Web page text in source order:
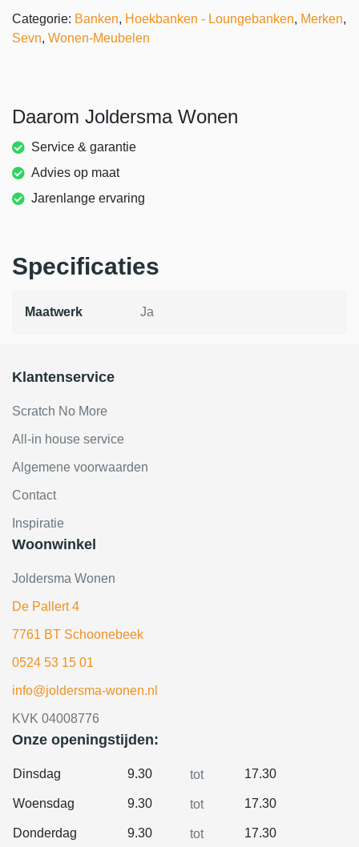
Categorie: Banken, Hoekbanken - Loungebanken, Merken,
Sevn, Wonen-Meubelen
Daarom Joldersma Wonen
Service & garantie
Advies op maat
Jarenlange ervaring
Specificaties
Maatwerk Ja
Klantenservice
Scratch No More
All-in house service
Algemene voorwaarden
Contact
Inspiratie
Woonwinkel
Joldersma Wonen
De Pallert 4
7761 BT Schoonebeek
0524 53 15 01
info@joldersma-wonen.nl
KVK 04008776
Onze openingstijden:
Dinsdag 9.30 tot 17.30
Woensdag 9.30 tot 17.30
Donderdag 9.30 tot 17.30